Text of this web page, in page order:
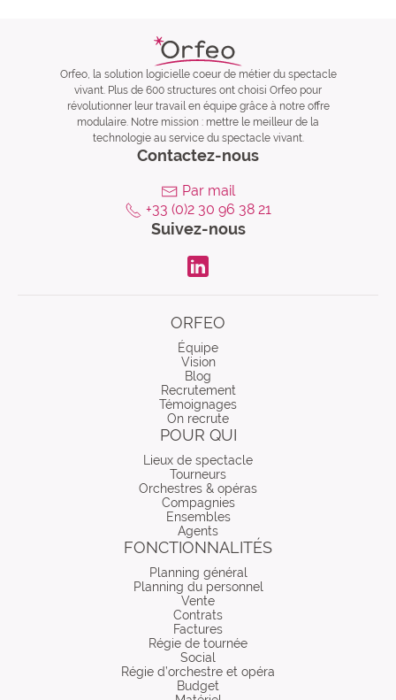
Orfeo, la solution logicielle coeur de métier du spectacle
vivant. Plus de 600 structures ont choisi Orfeo pour
révolutionner leur travail en équipe grâce à notre offre
modulaire. Notre mission : mettre le meilleur de la
technologie au service du spectacle vivant.
Contactez-nous
Par mail
+33 (0)2 30 96 38 21
Suivez-nous
ORFEO
Équipe
Vision
Blog
Recrutement
Témoignages
On recrute
POUR QUI
Lieux de spectacle
Tourneurs
Orchestres & opéras
Compagnies
Ensembles
Agents
FONCTIONNALITÉS
Planning général
Planning du personnel
Vente
Contrats
Factures
Régie de tournée
Social
Régie d’orchestre et opéra
Budget